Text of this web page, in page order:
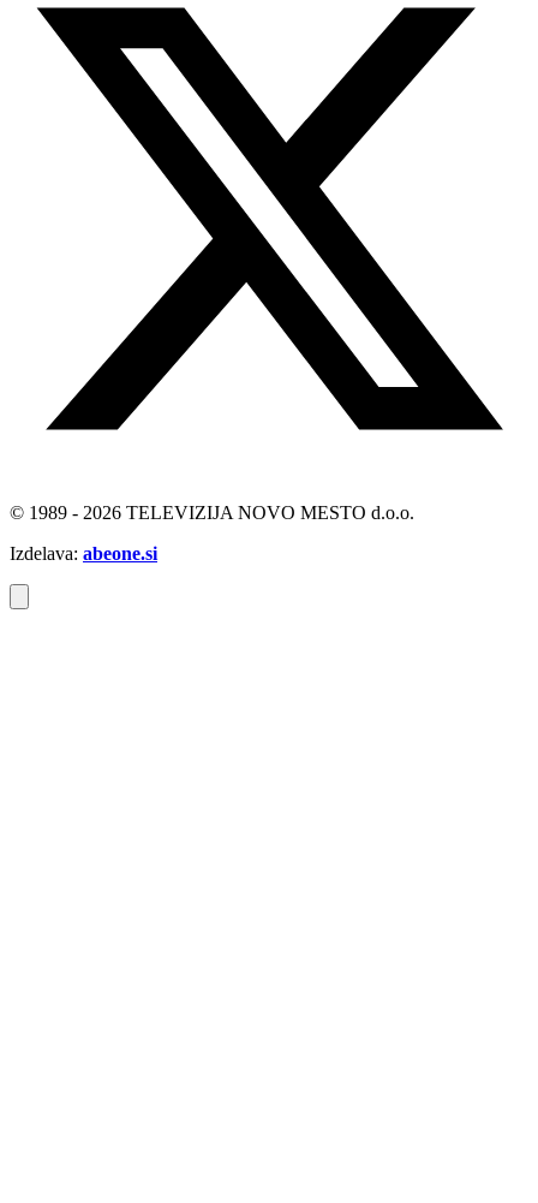
© 1989 - 2026 TELEVIZIJA NOVO MESTO d.o.o.
Izdelava: abeone.si